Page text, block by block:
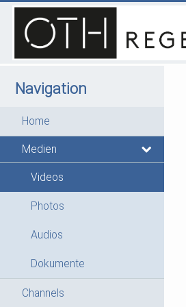
Navigation
Home
Medien
Videos
Photos
Audios
Dokumente
Channels